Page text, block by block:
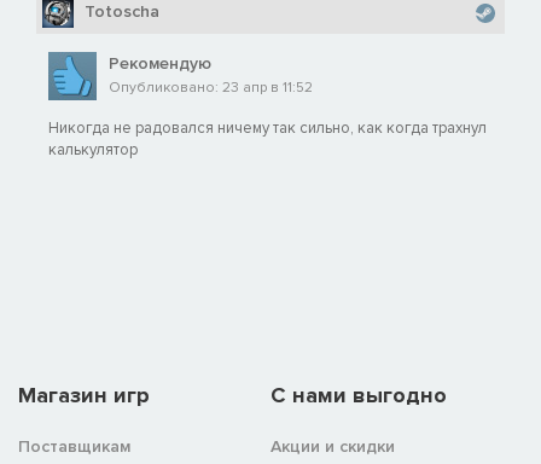
Totoscha
Рекомендую
Опубликовано: 23 апр в 11:52
Никогда не радовался ничему так сильно, как когда трахнул
калькулятор
Магазин игр
Поставщикам
C нами выгодно
Акции и скидки